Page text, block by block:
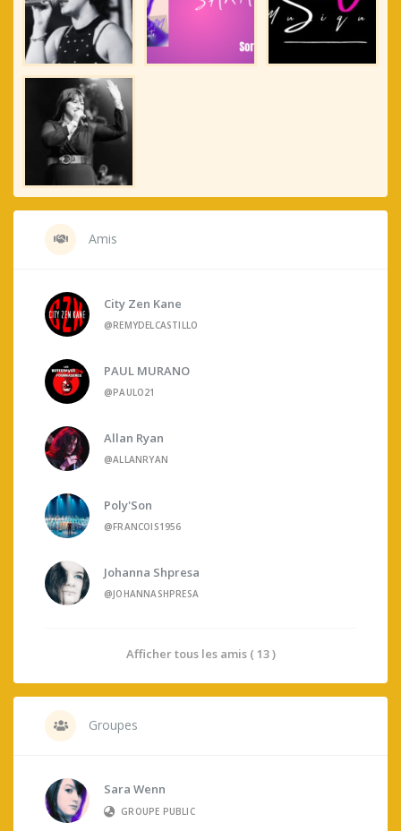
Amis
City Zen Kane
@REMYDELCASTILLO
PAUL MURANO
@PAULO21
Allan Ryan
@ALLANRYAN
Poly'Son
@FRANCOIS1956
Johanna Shpresa
@JOHANNASHPRESA
Afficher tous les amis ( 13 )
Groupes
Sara Wenn
GROUPE PUBLIC